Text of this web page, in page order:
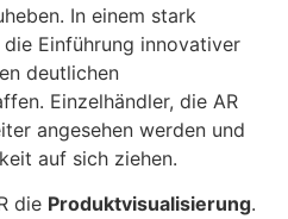
In einem stark
Einführung innovativer
deutlichen
Einzelhändler, die AR
angesehen werden und
auf sich ziehen.
die Produktvisualisierung.